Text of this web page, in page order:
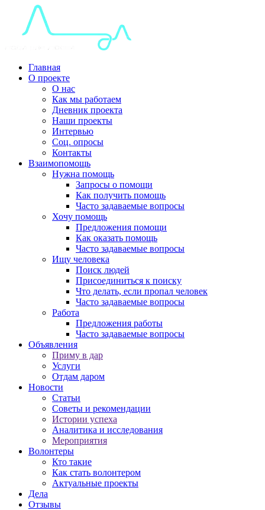
Главная
О проекте
О нас
Как мы работаем
Дневник проекта
Наши проекты
Интервью
Соц. опросы
Контакты
Взаимопомощь
Нужна помощь
Запросы о помощи
Как получить помощь
Часто задаваемые вопросы
Хочу помощь
Предложения помощи
Как оказать помощь
Часто задаваемые вопросы
Ищу человека
Поиск людей
Присоединиться к поиску
Что делать, если пропал человек
Часто задаваемые вопросы
Работа
Предложения работы
Часто задаваемые вопросы
Объявления
Приму в дар
Услуги
Отдам даром
Новости
Статьи
Советы и рекомендации
Истории успеха
Аналитика и исследования
Мероприятия
Волонтеры
Кто такие
Как стать волонтером
Актуальные проекты
Дела
Отзывы